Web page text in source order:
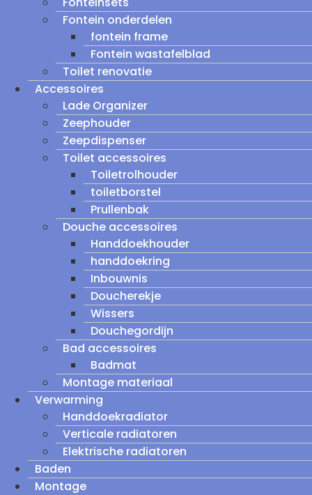
Fontein onderdelen
fontein frame
Fontein wastafelblad
Toilet renovatie
Accessoires
Lade Organizer
Zeephouder
Zeepdispenser
Toilet accessoires
Toiletrolhouder
toiletborstel
Prullenbak
Douche accessoires
Handdoekhouder
handdoekring
Inbouwnis
Doucherekje
Wissers
Douchegordijn
Bad accessoires
Badmat
Montage materiaal
Verwarming
Handdoekradiator
Verticale radiatoren
Elektrische radiatoren
Baden
Montage